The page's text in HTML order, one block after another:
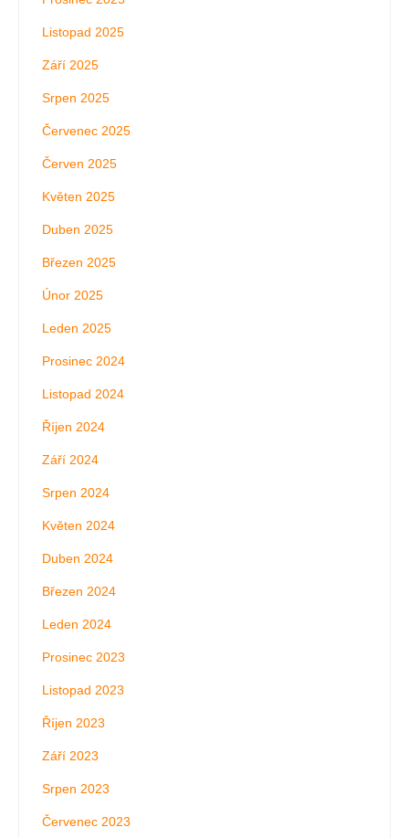
Listopad 2025
Září 2025
Srpen 2025
Červenec 2025
Červen 2025
Květen 2025
Duben 2025
Březen 2025
Únor 2025
Leden 2025
Prosinec 2024
Listopad 2024
Říjen 2024
Září 2024
Srpen 2024
Květen 2024
Duben 2024
Březen 2024
Leden 2024
Prosinec 2023
Listopad 2023
Říjen 2023
Září 2023
Srpen 2023
Červenec 2023